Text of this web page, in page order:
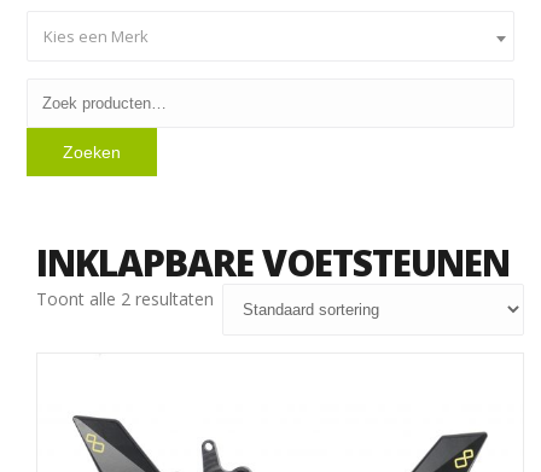
Kies een Merk
Zoeken
naar:
Zoeken
INKLAPBARE VOETSTEUNEN
Toont alle 2 resultaten